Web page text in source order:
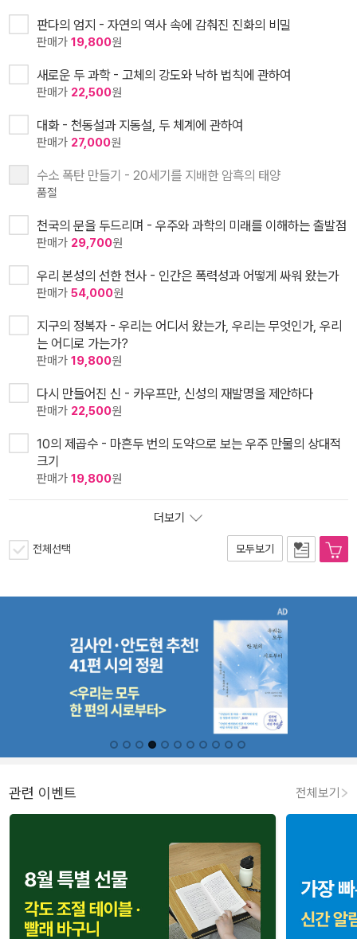
판다의 엄지 - 자연의 역사 속에 감춰진 진화의 비밀
판매가 19,800원
새로운 두 과학 - 고체의 강도와 낙하 법칙에 관하여
판매가 22,500원
대화 - 천동설과 지동설, 두 체계에 관하여
판매가 27,000원
수소 폭탄 만들기 - 20세기를 지배한 암흑의 태양
품절
천국의 문을 두드리며 - 우주와 과학의 미래를 이해하는 출발점
판매가 29,700원
우리 본성의 선한 천사 - 인간은 폭력성과 어떻게 싸워 왔는가
판매가 54,000원
지구의 정복자 - 우리는 어디서 왔는가, 우리는 무엇인가, 우리
는 어디로 가는가?
판매가 19,800원
다시 만들어진 신 - 카우프만, 신성의 재발명을 제안하다
판매가 22,500원
10의 제곱수 - 마흔두 번의 도약으로 보는 우주 만물의 상대적
크기
판매가 19,800원
더보기
전체선택 모두보기
관련 이벤트 전체보기